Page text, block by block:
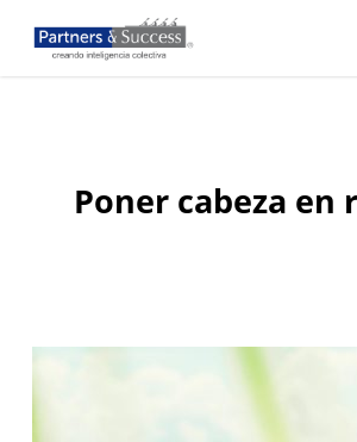
main
Poner cabeza en